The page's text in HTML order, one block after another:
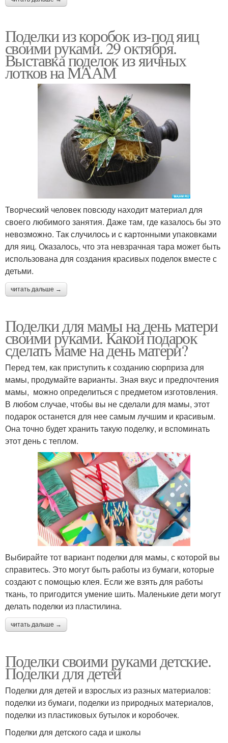
Поделки из коробок из-под яиц
своими руками. 29 октября.
Выставка поделок из яичных
лотков на МААМ
Творческий человек повсюду находит материал для
своего любимого занятия. Даже там, где казалось бы это
невозможно. Так случилось и с картонными упаковками
для яиц. Оказалось, что эта невзрачная тара может быть
использована для создания красивых поделок вместе с
детьми.
читать дальше →
Поделки для мамы на день матери
своими руками. Какой подарок
сделать маме на день матери?
Перед тем, как приступить к созданию сюрприза для
мамы, продумайте варианты. Зная вкус и предпочтения
мамы, можно определиться с предметом изготовления.
В любом случае, чтобы вы не сделали для мамы, этот
подарок останется для нее самым лучшим и красивым.
Она точно будет хранить такую поделку, и вспоминать
этот день с теплом.
Выбирайте тот вариант поделки для мамы, с которой вы
справитесь. Это могут быть работы из бумаги, которые
создают с помощью клея. Если же взять для работы
ткань, то пригодится умение шить. Маленькие дети могут
делать поделки из пластилина.
читать дальше →
Поделки своими руками детские.
Поделки для детей
Поделки для детей и взрослых из разных материалов:
поделки из бумаги, поделки из природных материалов,
поделки из пластиковых бутылок и коробочек.
Поделки для детского сада и школы